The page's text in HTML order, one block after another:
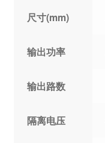
尺寸(mm)
输出功率
输出路数
隔离电压